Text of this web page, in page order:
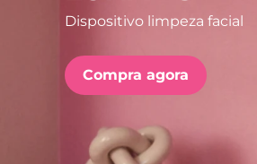
Dispositivo limpeza facial
Compra agora
issa™ Teeth Whitening Set
FAQ™ Dual LED Panel